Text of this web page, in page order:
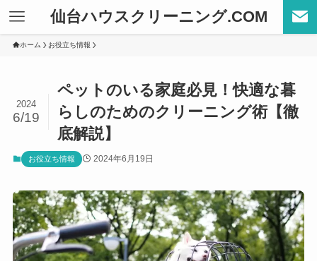
仙台ハウスクリーニング.COM
ホーム お役立ち情報
ペットのいる家庭必見！快適な暮
らしのためのクリーニング術【徹
底解説】
2024
6/19
お役立ち情報 2024年6月19日